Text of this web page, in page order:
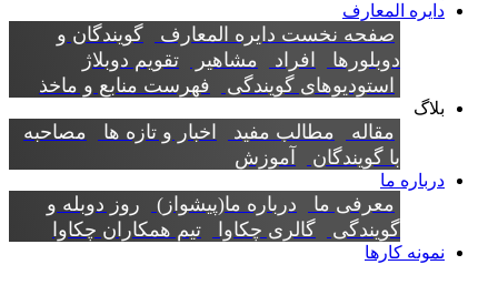
دایره المعارف
صفحه نخست دایره المعارف
گویندگان و
دوبلورها
افراد مشاهیر
تقویم دوبلاژ
استودیوهای گویندگی
فهرست منابع و ماخذ
بلاگ
مقاله مطالب مفید اخبار و تازه ها
مصاحبه
با گویندگان
آموزش
درباره ما
معرفی ما درباره ما(پیشواز)
روز دوبله و
گویندگی
گالری چکاوا تیم همکاران چکاوا
نمونه کارها